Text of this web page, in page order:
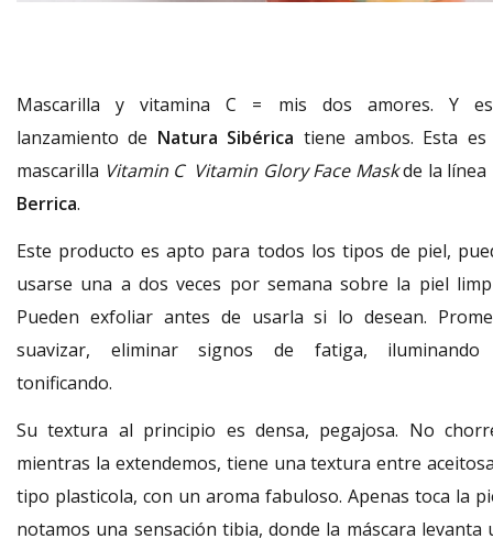
Mascarilla y vitamina C = mis dos amores. Y
lanzamiento de Natura Sibérica tiene ambos. Esta es
mascarilla Vitamin C Vitamin Glory Face Maskde la línea
Berrica.
Este producto es apto para todos los tipos de piel,
usarse una a dos veces por semana sobre la piel
Pueden exfoliar antes de usarla si lo desean.
suavizar, eliminar signos de fatiga,
tonificando.
Su textura al principio es densa, pegajosa. No
mientras la extendemos, tiene una textura entre
tipo plasticola, con un aroma fabuloso. Apenas toca la
notamos una sensación tibia, donde la máscara levanta